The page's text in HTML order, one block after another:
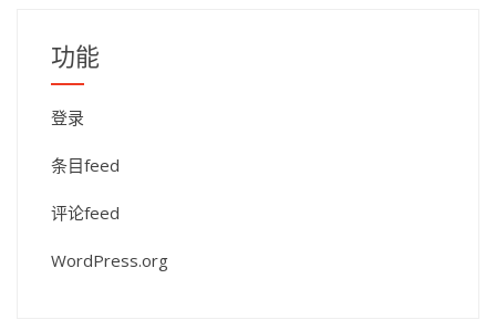
功能
登录
条目feed
评论feed
WordPress.org